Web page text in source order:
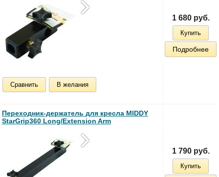
Сравнить В желания
1 680 руб.
Купить
Подробнее
Переходник-держатель для кресла MIDDY
StarGrip360 Long/Extension Arm
1 790 руб.
Купить